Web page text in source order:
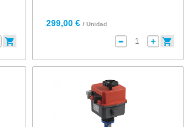
299,00 € / Unidad